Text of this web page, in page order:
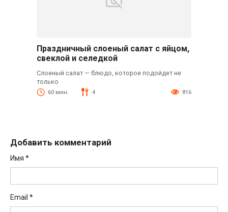
Праздничный слоеный салат с яйцом,
свеклой и селедкой
Слоеный салат — блюдо, которое подойдет не
только
60 мин. 4 816
Добавить комментарий
Имя *
Email *